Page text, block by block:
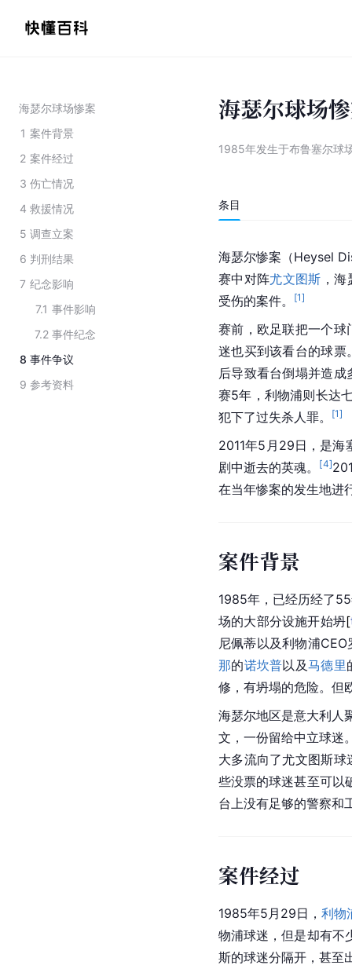
海瑟尔球场惨案
1 案件背景
2 案件经过
3 伤亡情况
4 救援情况
5 调查立案
6 判刑结果
7 纪念影响
7.1 事件影响
7.2 事件纪念
8 事件争议
9 参考资料
海瑟尔球场
1985年发生于布鲁塞尔球
条目
海瑟尔惨案（Heysel
赛中对阵尤文图斯 ，
受伤的案件。
[1]
赛前， 欧足联把一个球
迷也买到该看台的球票
后导致看台倒塌并造
赛5年，利物浦则长达
犯下了过失杀人罪。
[1]
2011年5月29日，是海
剧中逝去的英魂。
[4]
在当年惨案的发生地进
案件背景
1985年，已经历经了
场的大部分设施开始坍[
尼佩蒂以及利物浦
那的诺坎普以及马德里
修，有坍塌的危险。但
海瑟尔地区是意大利人
文，一份留给中立球迷
大多流向了尤文图斯
些没票的球迷甚至可以
台上没有足够的警察和
案件经过
1985年5月29日，利物
物浦球迷，但是却有不
斯的球迷分隔开，甚至